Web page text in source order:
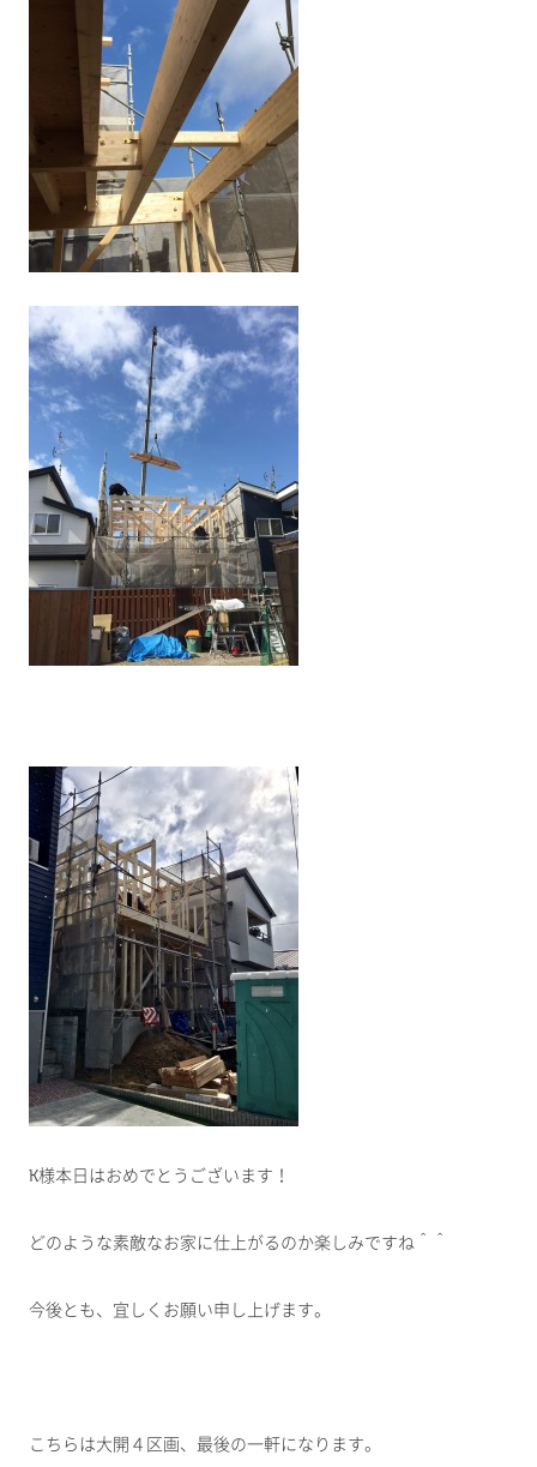
K様本日はおめでとうございます！
どのような素敵なお家に仕上がるのか楽しみですね＾＾
今後とも、宜しくお願い申し上げます。
こちらは大開４区画、最後の一軒になります。